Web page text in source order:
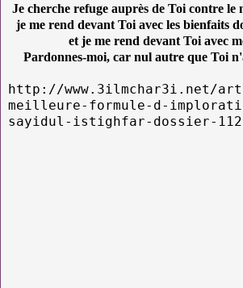
Je cherche refuge auprès de Toi contre le
je me rend devant Toi avec les bienfaits
et je me rend devant Toi avec
Pardonnes-moi, car nul autre que Toi
http://www.3ilmchar3i.net/
meilleure-formule-d-
sayidul-istighfar-dossier-